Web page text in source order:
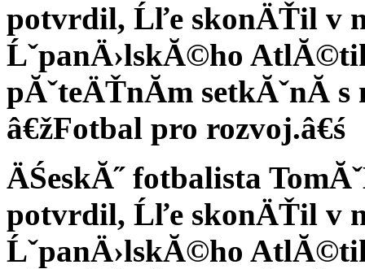
potvrdil, Ĺľe skonÄŤil v
ĹˇpanÄ›lskĂ©ho
pĂˇteÄŤnĂ­m setkĂˇnĂ­
â€žFotbal pro rozvoj.â€ś
ÄŚeskĂ˝ fotbalista
potvrdil, Ĺľe skonÄŤil v
ĹˇpanÄ›lskĂ©ho